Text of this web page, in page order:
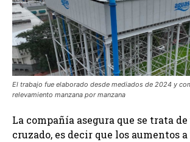
El trabajo fue elaborado desde mediados de 2024 y
relevamiento manzana por manzana
La compañía asegura que se trata
cruzado, es decir que los aumentos a